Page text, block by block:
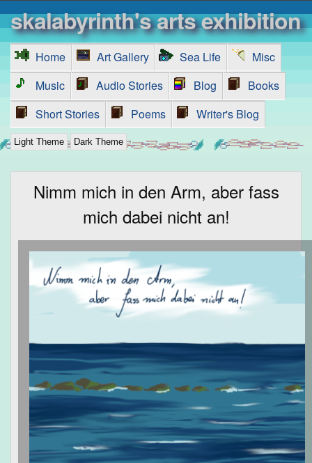
skalabyrinth's arts exhibition
Home Art Gallery Sea Life
Misc
Music
Audio Stories Blog
Books
Short Stories
Poems Writer's Blog
Light Theme Dark Theme
Nimm mich in den Arm, aber fass
mich dabei nicht an!